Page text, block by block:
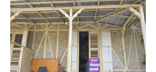
terreur. Aux côtés des extorsions et des
massacres, le viol demeure l’une des
armes qu’ils utilisent pour asservir les
communautés. Face à cet instrument de
punition et de contrôle qui déshumanise
des milliers de femmes et de filles, ce sont
les organisations non gouvernementales